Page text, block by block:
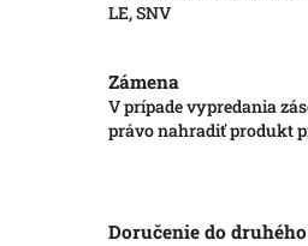
LE, SNV
Zámena
V prípade vypredania
právo nahradiť produkt
Doručenie do